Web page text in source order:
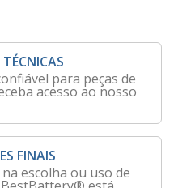
para peças de
acesso ao nosso
FINAIS
escolha ou uso de